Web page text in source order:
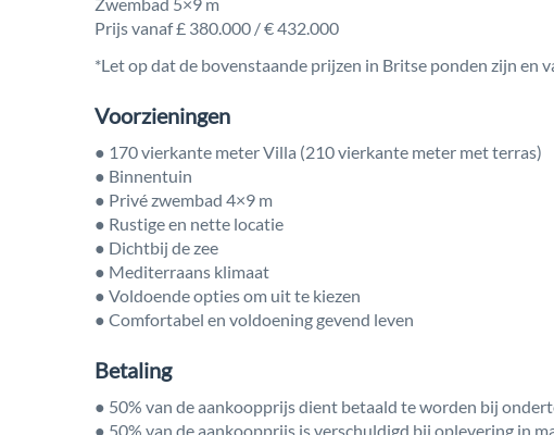
Prijs vanaf £ 380.000 / € 432.000
*Let op dat de bovenstaande prijzen in Britse ponden zijn en
Voorzieningen
● 170 vierkante meter Villa (210 vierkante meter met terras)
● Binnentuin
● Privé zwembad 4×9 m
● Rustige en nette locatie
● Dichtbij de zee
● Mediterraans klimaat
● Voldoende opties om uit te kiezen
● Comfortabel en voldoening gevend leven
Betaling
● 50% van de aankoopprijs dient betaald te worden bij
● 50% van de aankoopprijs is verschuldigd bij oplevering in